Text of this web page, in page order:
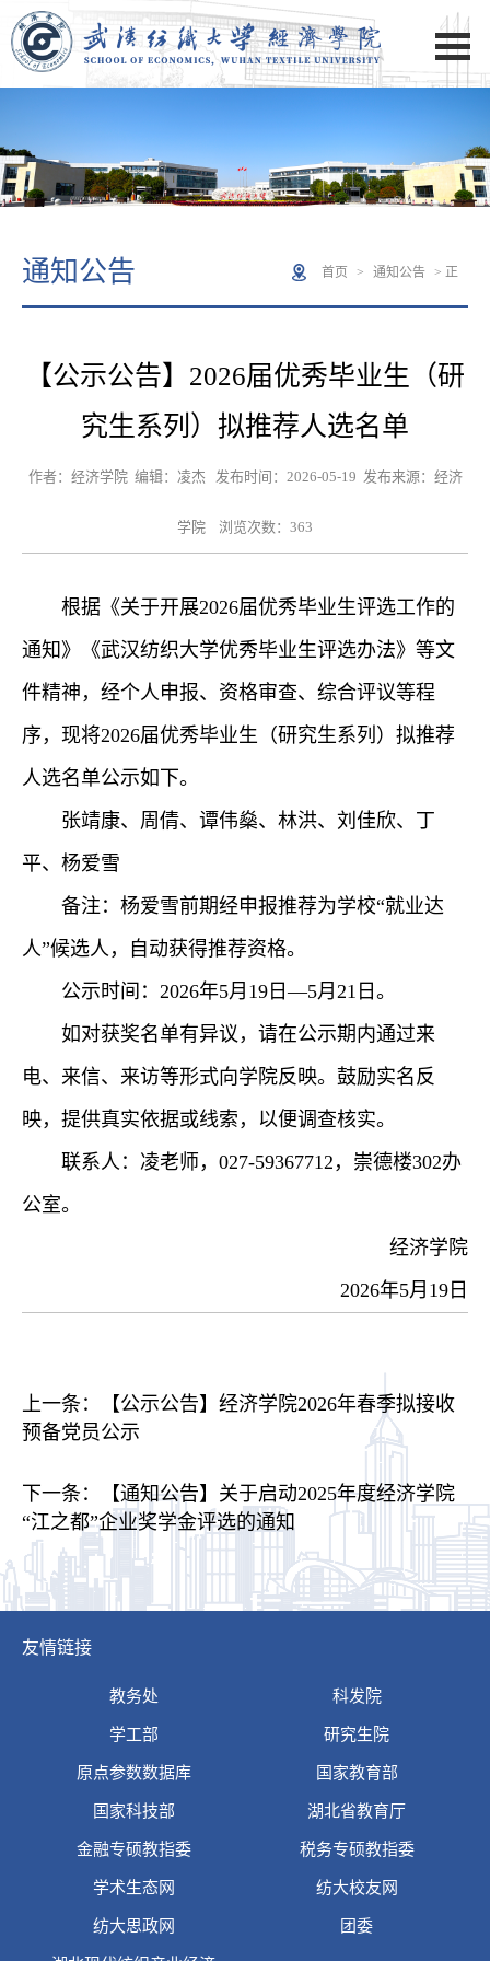
通知公告 首页 > 通知公告 > 正
【公示公告】2026届优秀毕业生（研
究生系列）拟推荐人选名单
作者：经济学院 编辑：凌杰 发布时间：2026-05-19 发布来源：经济
学院 浏览次数： 363
根据《关于开展2026届优秀毕业生评选工作的
通知》《武汉纺织大学优秀毕业生评选办法》等文
件精神，经个人申报、资格审查、综合评议等程
序，现将2026届优秀毕业生（研究生系列）拟推荐
人选名单公示如下。
张靖康、周倩、谭伟燊、林洪、刘佳欣、丁
平、杨爱雪
备注：杨爱雪前期经申报推荐为学校“就业达
人”候选人，自动获得推荐资格。
公示时间：2026年5月19日—5月21日。
如对获奖名单有异议，请在公示期内通过来
电、来信、来访等形式向学院反映。鼓励实名反
映，提供真实依据或线索，以便调查核实。
联系人：凌老师，027-59367712，崇德楼302办
公室。
经济学院
2026年5月19日
上一条：
【公示公告】经济学院2026年春季拟接收
预备党员公示
下一条：
【通知公告】关于启动2025年度经济学院
“江之都”企业奖学金评选的通知
友情链接
教务处 科发院
学工部 研究生院
原点参数数据库 国家教育部
国家科技部 湖北省教育厅
金融专硕教指委 税务专硕教指委
学术生态网 纺大校友网
纺大思政网 团委